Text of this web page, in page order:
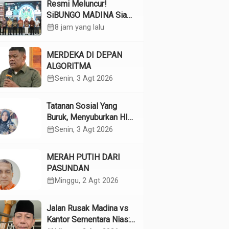
Resmi Meluncur!
SiBUNGO MADINA Siap
Optimalkan Pendapatan
calendar_month8 jam yang lalu
MERDEKA DI DEPAN
ALGORITMA
calendar_monthSenin, 3 Agt 2026
Tatanan Sosial Yang
Buruk, Menyuburkan HIV
Pada Remaja
calendar_monthSenin, 3 Agt 2026
MERAH PUTIH DARI
PASUNDAN
calendar_month Minggu, 2 Agt 2026
Jalan Rusak Madina vs
Kantor Sementara Nias: